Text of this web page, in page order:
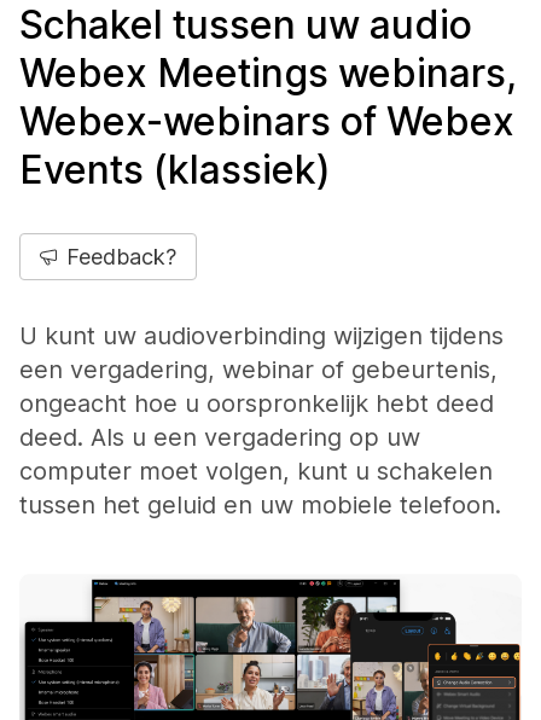
Schakel tussen uw audio
Webex Meetings webinars,
Webex-webinars of Webex
Events (klassiek)
Feedback?
U kunt uw audioverbinding wijzigen tijdens
een vergadering, webinar of gebeurtenis,
ongeacht hoe u oorspronkelijk hebt deed
deed. Als u een vergadering op uw
computer moet volgen, kunt u schakelen
tussen het geluid en uw mobiele telefoon.